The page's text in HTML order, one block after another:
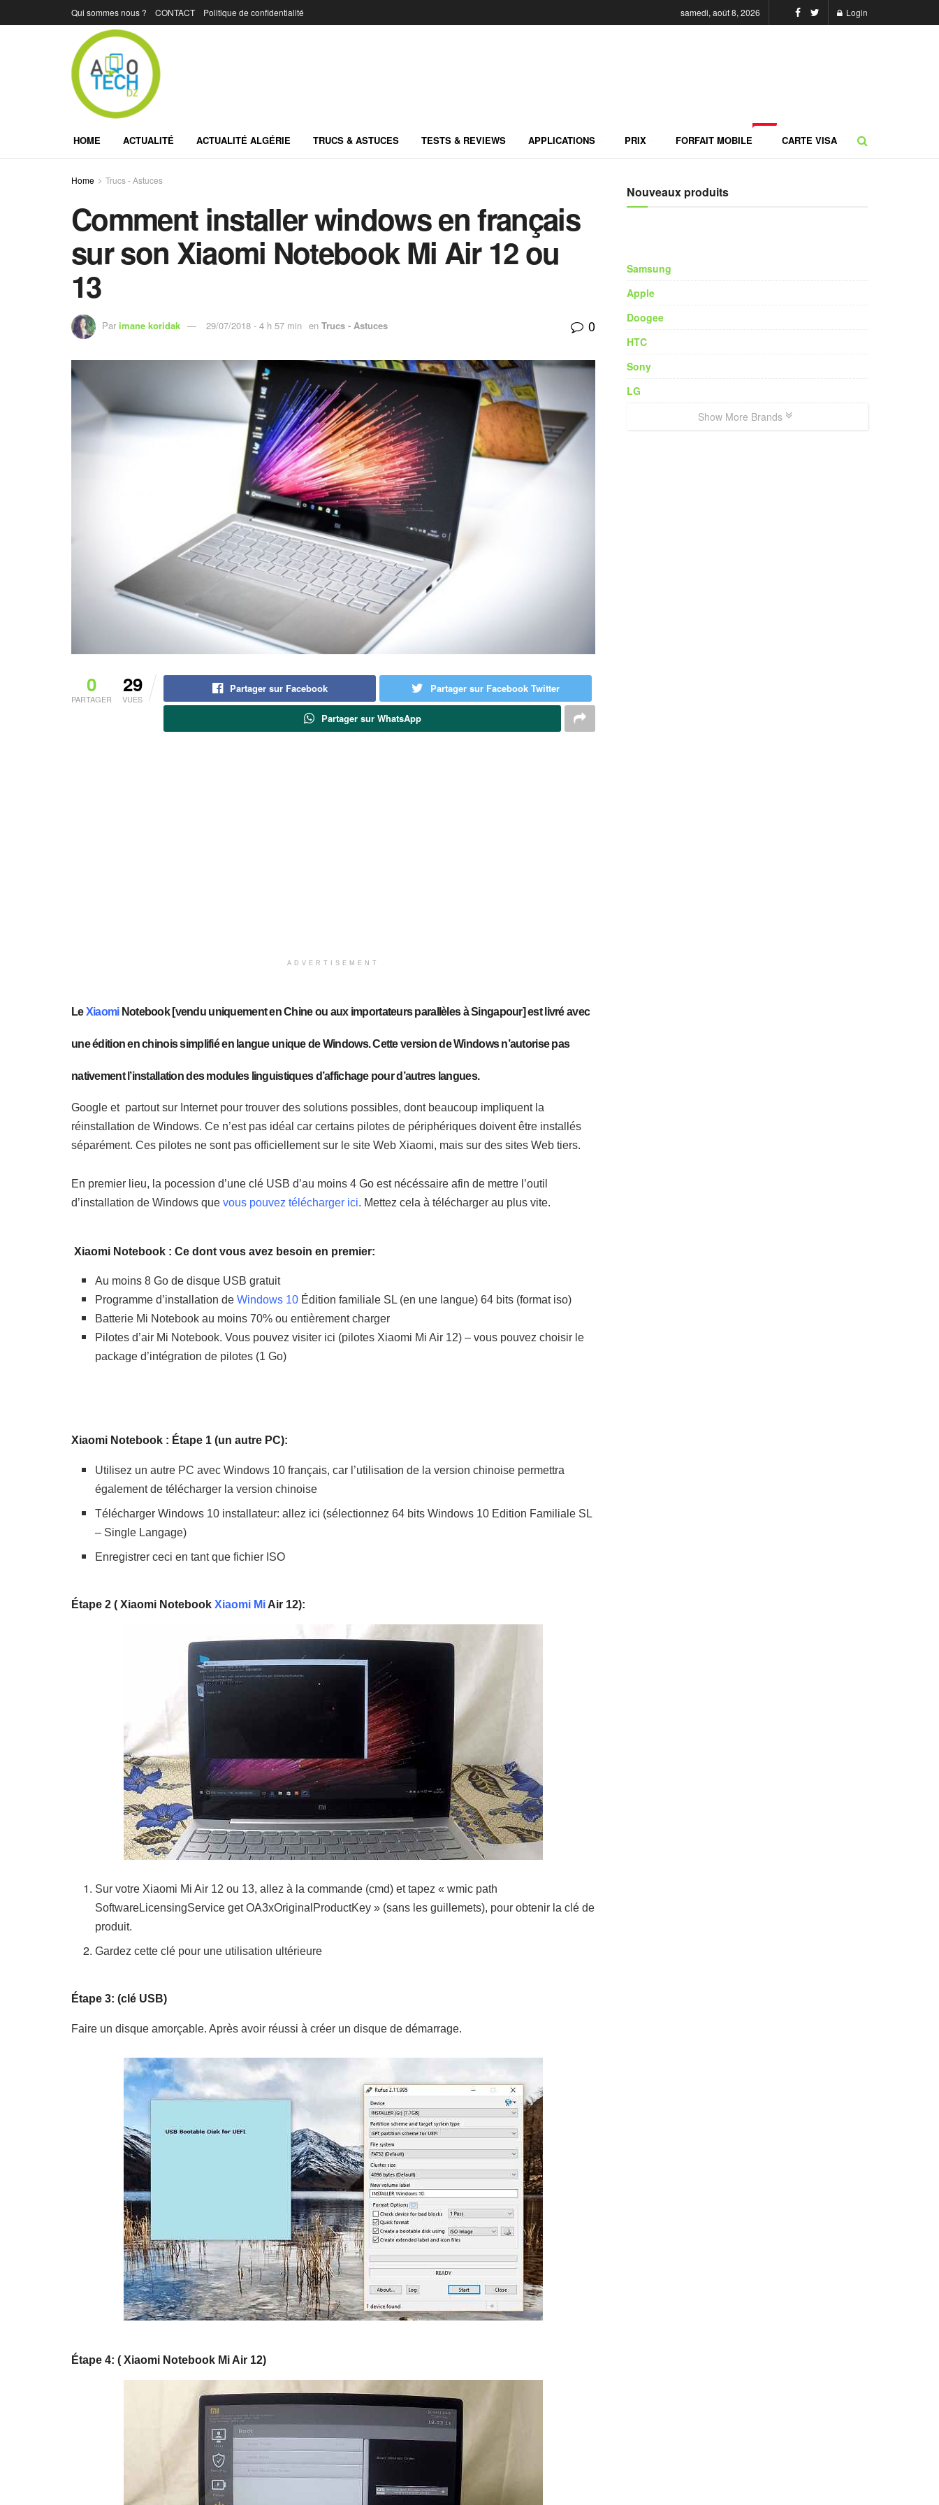
Qui sommes nous ? CONTACT Politique de confidentialité samedi, août 8, 2026 Login
HOME ACTUALITÉ ACTUALITÉ ALGÉRIE TRUCS & ASTUCES TESTS & REVIEWS APPLICATIONS PRIX FORFAIT MOBILE CARTE VISA
Home Trucs - Astuces
Comment installer windows en français
sur son Xiaomi Notebook Mi Air 12 ou
13
Par imane koridak 29/07/2018 - 4 h 57 min en Trucs - Astuces 0
0
PARTAGER
29
VUES
Partager sur Facebook Partager sur Facebook Twitter
Partager sur WhatsApp
ADVERTISEMENT
LeXiaomi Notebook [vendu uniquement en Chine ou aux importateurs parallèles à Singapour] est livré avec
une édition en chinois simplifié en langue unique de Windows. Cette version de Windows n’autorise pas
nativement l’installation des modules linguistiques d’affichage pour d’autres langues.
Google et partout sur Internet pour trouver des solutions possibles, dont beaucoup impliquent la
réinstallation de Windows. Ce n’est pas idéal car certains pilotes de périphériques doivent être installés
séparément. Ces pilotes ne sont pas officiellement sur le site Web Xiaomi, mais sur des sites Web tiers.
En premier lieu, la pocession d’une clé USB d’au moins 4 Go est nécéssaire afin de mettre l’outil
d’installation de Windows que vous pouvez télécharger ici. Mettez cela à télécharger au plus vite.
Xiaomi Notebook : Ce dont vous avez besoin en premier:
Au moins 8 Go de disque USB gratuit
Programme d’installation deWindows 10 Édition familiale SL (en une langue) 64 bits (format iso)
Batterie Mi Notebook au moins 70% ou entièrement charger
Pilotes d’air Mi Notebook. Vous pouvez visiter ici (pilotes Xiaomi Mi Air 12) – vous pouvez choisir le
package d’intégration de pilotes (1 Go)
Xiaomi Notebook : Étape 1 (un autre PC):
Utilisez un autre PC avec Windows 10 français, car l’utilisation de la version chinoise permettra
également de télécharger la version chinoise
Télécharger Windows 10 installateur: allez ici (sélectionnez 64 bits Windows 10 Edition Familiale SL
– Single Langage)
Enregistrer ceci en tant que fichier ISO
Étape 2 ( Xiaomi Notebook Xiaomi Mi Air 12):
Sur votre Xiaomi Mi Air 12 ou 13, allez à la commande (cmd) et tapez « wmic path
SoftwareLicensingService get OA3xOriginalProductKey » (sans les guillemets), pour obtenir la clé de
produit.
Gardez cette clé pour une utilisation ultérieure
Étape 3: (clé USB)
Faire un disque amorçable. Après avoir réussi à créer un disque de démarrage.
Étape 4: ( Xiaomi Notebook Mi Air 12)
Nouveaux produits
Samsung
Apple
Doogee
HTC
Sony
LG
Show More Brands